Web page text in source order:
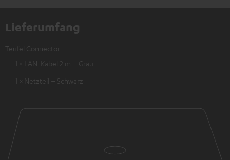
Lieferumfang
Teufel Connector
1 × LAN-Kabel 2 m – Grau
1 × Netzteil – Schwarz